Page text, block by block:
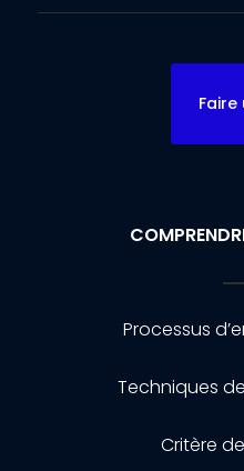
Faire
Processus
Techniques
Critère